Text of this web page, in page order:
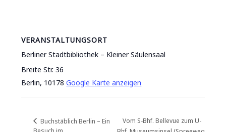
VERANSTALTUNGSORT
Berliner Stadtbibliothek – Kleiner Säulensaal
Breite Str. 36
Berlin, 10178 Google Karte anzeigen
Buchstäblich Berlin – Ein
Vom S-Bhf. Bellevue zum U-